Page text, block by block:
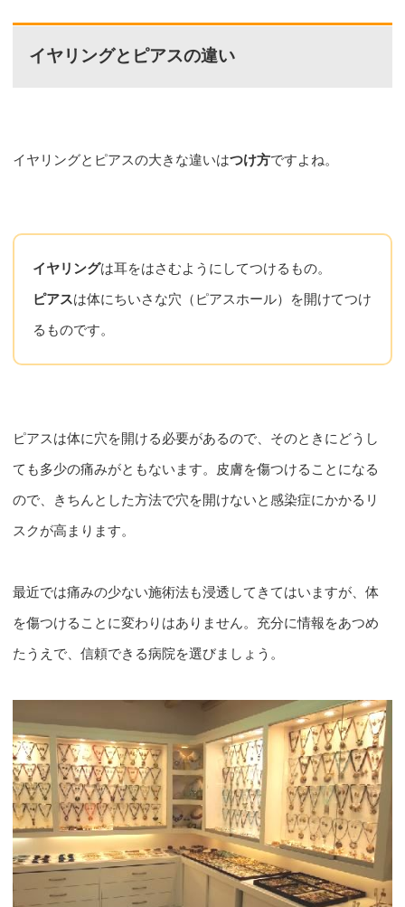
イヤリングとピアスの違い
イヤリングとピアスの大きな違いはつけ方ですよね。
イヤリングは耳をはさむようにしてつけるもの。
ピアスは体にちいさな穴（ピアスホール）を開けてつけ
るものです。
ピアスは体に穴を開ける必要があるので、そのときにどうし
ても多少の痛みがともないます。皮膚を傷つけることになる
ので、きちんとした方法で穴を開けないと感染症にかかるリ
スクが高まります。
最近では痛みの少ない施術法も浸透してきてはいますが、体
を傷つけることに変わりはありません。充分に情報をあつめ
たうえで、信頼できる病院を選びましょう。